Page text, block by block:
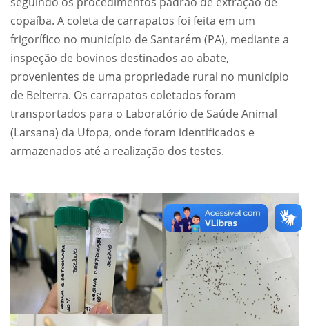
copaíba. A coleta de carrapatos foi feita em um
frigorífico no município de Santarém (PA), mediante a
inspeção de bovinos destinados ao abate,
provenientes de uma propriedade rural no município
de Belterra. Os carrapatos coletados foram
transportados para o Laboratório de Saúde Animal
(Larsana) da Ufopa, onde foram identificados e
armazenados até a realização dos testes.